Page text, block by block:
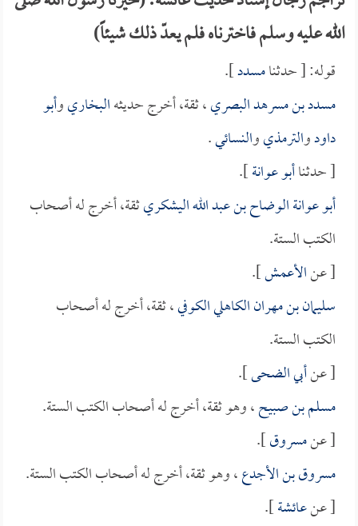
الله عليه وسلم فاخترناه فلم يعدّ ذلك شيئاً)
قوله: [ حدثنامسدد].
مسدد بن مسرهد البصري، ثقة، أخرج حديثهالبخاريوأبو
داودوالترمذيوالنسائي.
[ حدثناأبو عوانة].
أبو عوانة الوضاح بن عبد الله اليشكريثقة، أخرج له أصحاب
الكتب الستة.
[ عنالأعمش].
سليمان بن مهران الكاهلي الكوفي، ثقة، أخرج له أصحاب
الكتب الستة.
[ عنأبي الضحى].
مسلم بن صبيح، وهو ثقة، أخرج له أصحاب الكتب الستة.
[ عنمسروق].
مسروق بن الأجدع، وهو ثقة، أخرج له أصحاب الكتب الستة.
[ عنعائشة].